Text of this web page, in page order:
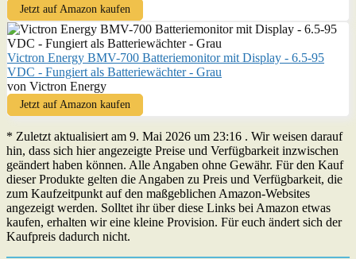
Jetzt auf Amazon kaufen
Victron Energy BMV-700 Batteriemonitor mit Display - 6.5-95
VDC - Fungiert als Batteriewächter - Grau
von Victron Energy
Jetzt auf Amazon kaufen
* Zuletzt aktualisiert am 9. Mai 2026 um 23:16 . Wir weisen darauf
hin, dass sich hier angezeigte Preise und Verfügbarkeit inzwischen
geändert haben können. Alle Angaben ohne Gewähr. Für den Kauf
dieser Produkte gelten die Angaben zu Preis und Verfügbarkeit, die
zum Kaufzeitpunkt auf den maßgeblichen Amazon-Websites
angezeigt werden. Solltet ihr über diese Links bei Amazon etwas
kaufen, erhalten wir eine kleine Provision. Für euch ändert sich der
Kaufpreis dadurch nicht.